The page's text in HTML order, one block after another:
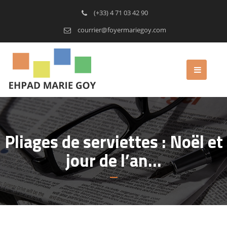
(+33) 4 71 03 42 90
courrier@foyermariegoy.com
Pliages de serviettes : Noël et
jour de l’an…